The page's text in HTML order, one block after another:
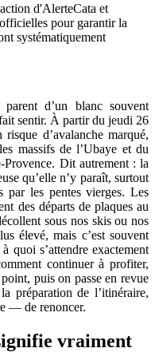
d'AlerteCata et
pour garantir la
systématiquement
d’un blanc souvent
sentir. À partir du jeudi 26
d’avalanche marqué,
massifs de l’Ubaye et du
Provence. Dit autrement : la
qu’elle n’y paraît, surtout
par les pentes vierges. Les
des départs de plaques au
sous nos skis ou nos
élevé, mais c’est souvent
quoi s’attendre exactement
continuer à profiter,
puis on passe en revue
préparation de l’itinéraire,
— de renoncer.
vraiment